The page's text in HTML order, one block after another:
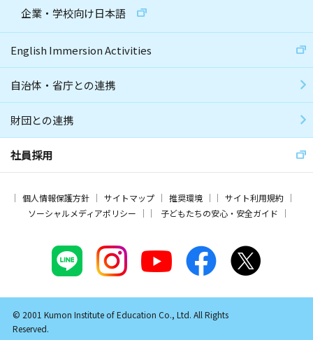
企業・学校向け日本語
English Immersion Activities
自治体・省庁との連携
財団との連携
社員採用
個人情報保護方針 サイトマップ 推奨環境
サイト利用規約
ソーシャルメディアポリシー
子どもたちの安心・安全ガイド
© 2001 Kumon Institute of Education Co., Ltd. All Rights
Reserved.